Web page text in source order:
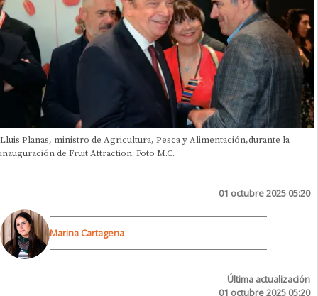
Lluis Planas, ministro de Agricultura, Pesca y Alimentación,durante la
inauguración de Fruit Attraction. Foto M.C.
01 octubre 2025 05:20
Marina Cartagena
Última actualización
01 octubre 2025 05:20